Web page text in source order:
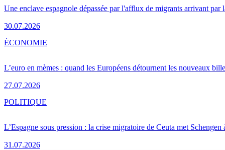
Une enclave espagnole dépassée par l'afflux de migrants arrivant par
30.07.2026
L’euro en mèmes : quand les Européens détournent les nouveaux
27.07.2026
ÉCONOMIE
L’Espagne sous pression : la crise migratoire de Ceuta met Schengen
31.07.2026
POLITIQUE